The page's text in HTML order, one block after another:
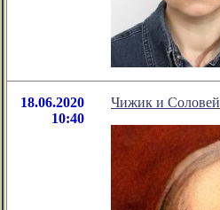
18.06.2020
10:40
Чижик и Соловей